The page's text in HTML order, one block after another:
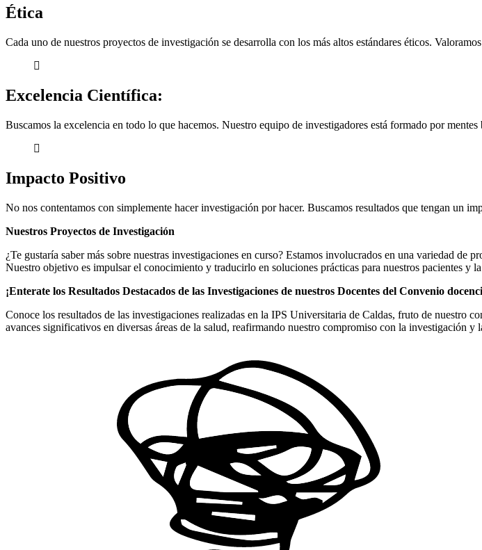
Ética
Cada uno de nuestros proyectos de investigación se desarrolla con los más altos estándares éticos.
Excelencia Científica:
Buscamos la excelencia en todo lo que hacemos. Nuestro equipo de investigadores está formado por
Impacto Positivo
No nos contentamos con simplemente hacer investigación por hacer. Buscamos resultados que tengan un
Nuestros Proyectos de Investigación
¿Te gustaría saber más sobre nuestras investigaciones en curso? Estamos involucrados en una variedad de
Nuestro objetivo es impulsar el conocimiento y traducirlo en soluciones prácticas para nuestros pacientes y
¡Enterate los Resultados Destacados de las Investigaciones de nuestros Docentes del Convenio
Conoce los resultados de las investigaciones realizadas en la IPS Universitaria de Caldas, fruto de nuestro
avances significativos en diversas áreas de la salud, reafirmando nuestro compromiso con la investigación y